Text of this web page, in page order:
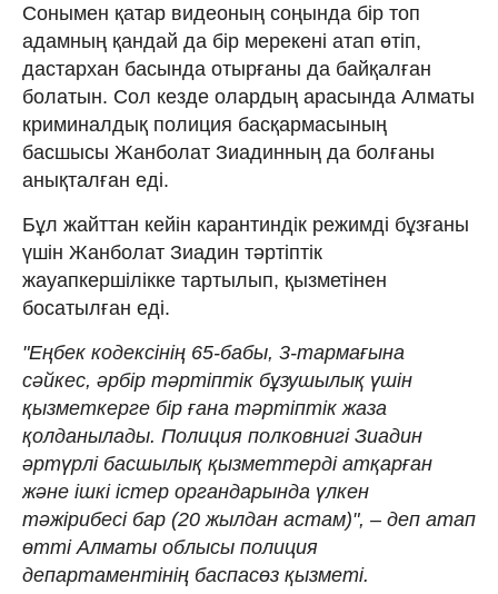
Сонымен қатар видеоның соңында бір топ
адамның қандай да бір мерекені атап өтіп,
дастархан басында отырғаны да байқалған
болатын. Сол кезде олардың арасында Алматы
криминалдық полиция басқармасының
басшысы Жанболат Зиадинның да болғаны
анықталған еді.
Бұл жайттан кейін карантиндік режимді бұзғаны
үшін Жанболат Зиадин тәртіптік
жауапкершілікке тартылып, қызметінен
босатылған еді.
"Еңбек кодексінің 65-бабы, 3-тармағына
сәйкес, әрбір тәртіптік бұзушылық үшін
қызметкерге бір ғана тәртіптік жаза
қолданылады. Полиция полковнигі Зиадин
әртүрлі басшылық қызметтерді атқарған
және ішкі істер органдарында үлкен
тәжірибесі бар (20 жылдан астам)", – деп атап
өтті Алматы облысы полиция
департаментінің баспасөз қызметі.